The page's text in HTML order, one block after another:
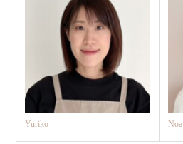
Yuriko Noa